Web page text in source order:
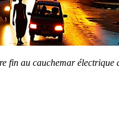
fin au cauchemar